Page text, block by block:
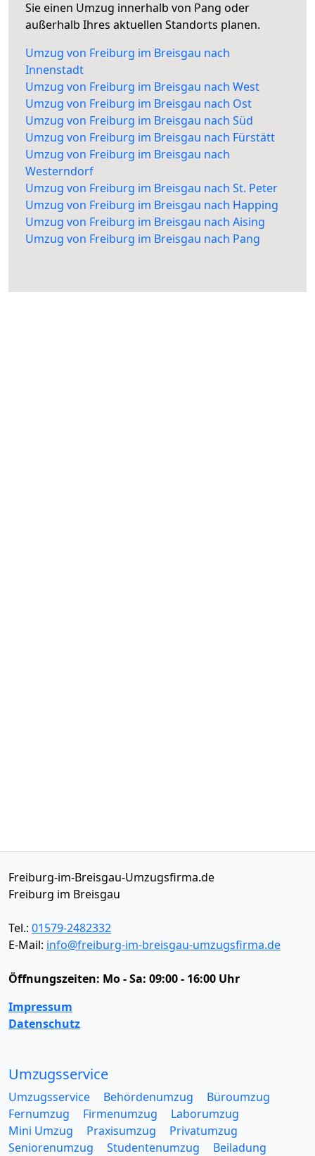
Sie einen Umzug innerhalb von Pang oder
außerhalb Ihres aktuellen Standorts planen.
Umzug von Freiburg im Breisgau nach
Innenstadt
Umzug von Freiburg im Breisgau nach West
Umzug von Freiburg im Breisgau nach Ost
Umzug von Freiburg im Breisgau nach Süd
Umzug von Freiburg im Breisgau nach Fürstätt
Umzug von Freiburg im Breisgau nach
Westerndorf
Umzug von Freiburg im Breisgau nach St. Peter
Umzug von Freiburg im Breisgau nach Happing
Umzug von Freiburg im Breisgau nach Aising
Umzug von Freiburg im Breisgau nach Pang
Freiburg-im-Breisgau-Umzugsfirma.de
Freiburg im Breisgau
Tel.: 01579-2482332
E-Mail: info@freiburg-im-breisgau-umzugsfirma.de
Öffnungszeiten: Mo - Sa: 09:00 - 16:00 Uhr
Impressum
Datenschutz
Umzugsservice
Umzugsservice Behördenumzug
Büroumzug
Fernumzug
Firmenumzug
Laborumzug
Mini Umzug
Praxisumzug
Privatumzug
Seniorenumzug
Studentenumzug
Beiladung